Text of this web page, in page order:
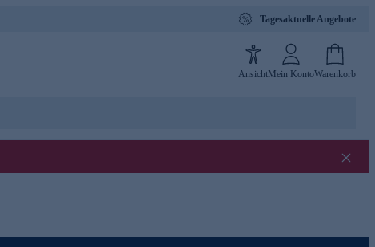
Tagesaktuelle Angebote
AnsichtMein KontoWarenkorb